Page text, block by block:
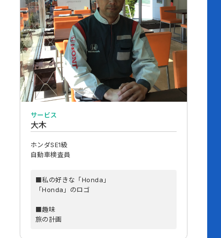
サービス
大木
ホンダSE1級
自動車検査員
■私の好きな「Honda」
「Honda」のロゴ
■趣味
旅の計画